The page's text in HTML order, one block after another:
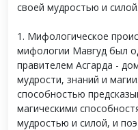
своей мудростью и силой.
1. Мифологическое
мифологии Мавгуд был
правителем Асгарда -
мудрости, знаний и
способностью
магическими
мудростью и силой, и